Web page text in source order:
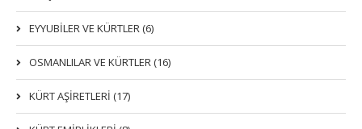
EYYUBİLER VE KÜRTLER (6)
OSMANLILAR VE KÜRTLER (16)
KÜRT AŞİRETLERİ (17)